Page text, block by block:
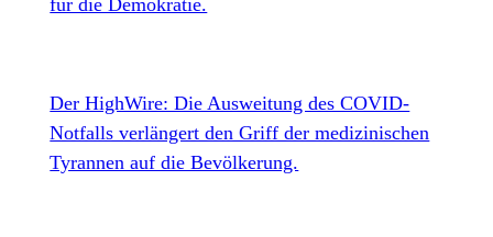
für die Demokratie.
Der HighWire: Die Ausweitung des COVID-
Notfalls verlängert den Griff der medizinischen
Tyrannen auf die Bevölkerung.